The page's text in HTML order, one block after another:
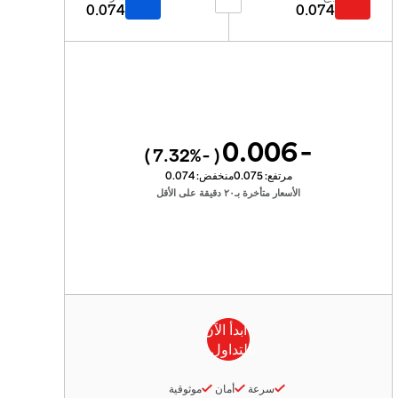
0.074
0.074
-0.006
(
-7.32
%)
مرتفع:0.075منخفض:0.074
الأسعار متأخرة بـ٢٠ دقيقة على الأقل
سرعة أمان موثوقية